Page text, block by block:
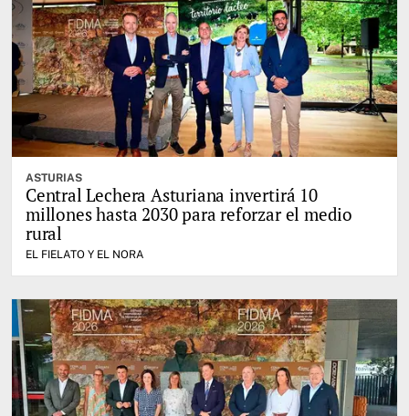
ASTURIAS
Central Lechera Asturiana invertirá 10
millones hasta 2030 para reforzar el medio
rural
EL FIELATO Y EL NORA